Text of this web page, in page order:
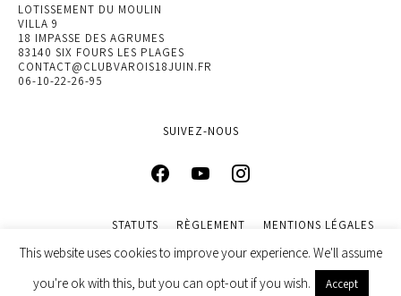
LOTISSEMENT DU MOULIN
VILLA 9
18 IMPASSE DES AGRUMES
83140 SIX FOURS LES PLAGES
CONTACT@CLUBVAROIS18JUIN.FR
06-10-22-26-95
SUIVEZ-NOUS
STATUTS RÈGLEMENT
MENTIONS LÉGALES
© 2022 ASSOCIATION VAROISE DE L’APPEL DU 18 JUIN. DESIGN
BYINGENIEWEB
This website uses cookies to improve your experience. We'll assume
you're ok with this, but you can opt-out if you wish.
Accept